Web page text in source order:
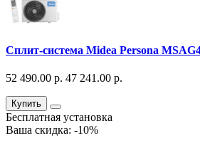
Сплит-система Midea Persona
52 490.00 р. 47 241.00 р.
Купить
Бесплатная установка
Ваша скидка: -10%